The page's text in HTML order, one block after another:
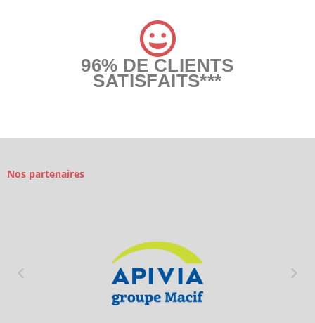
96% DE CLIENTS
SATISFAITS***
Nos partenaires